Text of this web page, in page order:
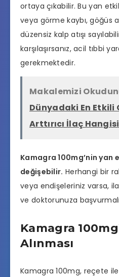
ortaya çıkabilir. Bu yan
veya görme kaybı, göğüs
düzensiz kalp atışı
karşılaşırsanız, acil tıbbi
gerekmektedir.
Makalemizi
Dünyadaki En Etkili
Arttırıcı İlaç
Kamagra 100mg’nin yan
değişebilir. Herhangi bir
veya endişeleriniz varsa,
ve doktorunuza
Kamagra
Alınması
Kamagra 100mg, reçete